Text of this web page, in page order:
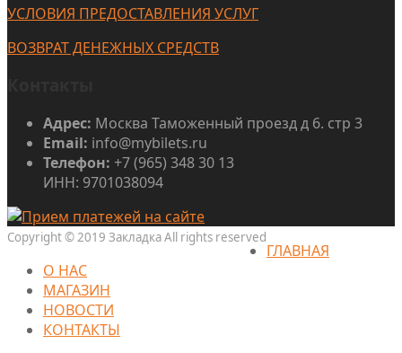
УСЛОВИЯ ПРЕДОСТАВЛЕНИЯ УСЛУГ
ВОЗВРАТ ДЕНЕЖНЫХ СРЕДСТВ
Адрес: Москва Таможенный проезд д 6. стр 3
Email: info@mybilets.ru
Телефон: +7 (965) 348 30 13
ИНН: 9701038094
Copyright © 2019 Закладка All rights reserved
ГЛАВНАЯ
О НАС
МАГАЗИН
НОВОСТИ
КОНТАКТЫ